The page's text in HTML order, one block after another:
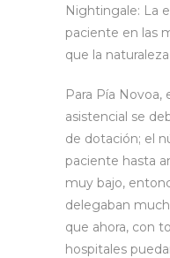
Nightingale: La
paciente en las
que la
Para Pía Novoa,
asistencial se
de dotación; el
paciente hasta
muy bajo,
delegaban
que ahora, con
hospitales